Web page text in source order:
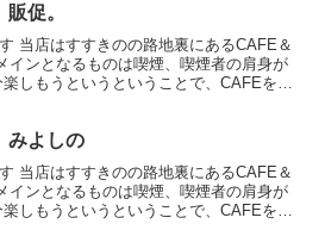
販促。
当店はすすきのの路地裏にあるCAFE＆
インとなるものは喫煙、喫煙者の肩身が
しもうというということで、CAFEを名
みよしの
当店はすすきのの路地裏にあるCAFE＆
インとなるものは喫煙、喫煙者の肩身が
しもうというということで、CAFEを名